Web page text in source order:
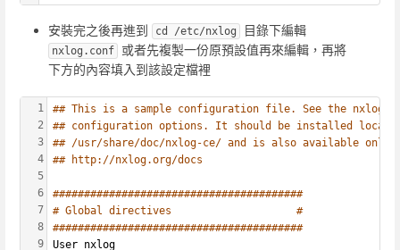
安裝完之後再進到 cd /etc/nxlog 目錄下編輯
nxlog.conf
或者先複製一份原預設值再來編輯，再將
下方的內容填入到該設定檔裡
1
2
3
4
5
6
7
8
9
## This is a sample configuration file. See the nxlog
## configuration options. It should be installed
## /usr/share/doc/nxlog-ce/ and is also available
## http://nxlog.org/docs
########################################
# Global directives                    #
########################################
User nxlog